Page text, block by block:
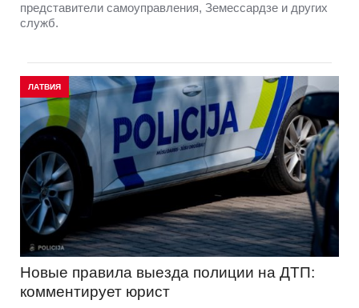
представители самоуправления, Земессардзе и других
служб.
ЛАТВИЯ
Новые правила выезда полиции на ДТП:
комментирует юрист